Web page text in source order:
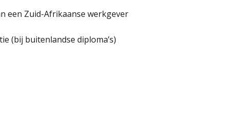
een Zuid-Afrikaanse werkgever
(bij buitenlandse diploma’s)